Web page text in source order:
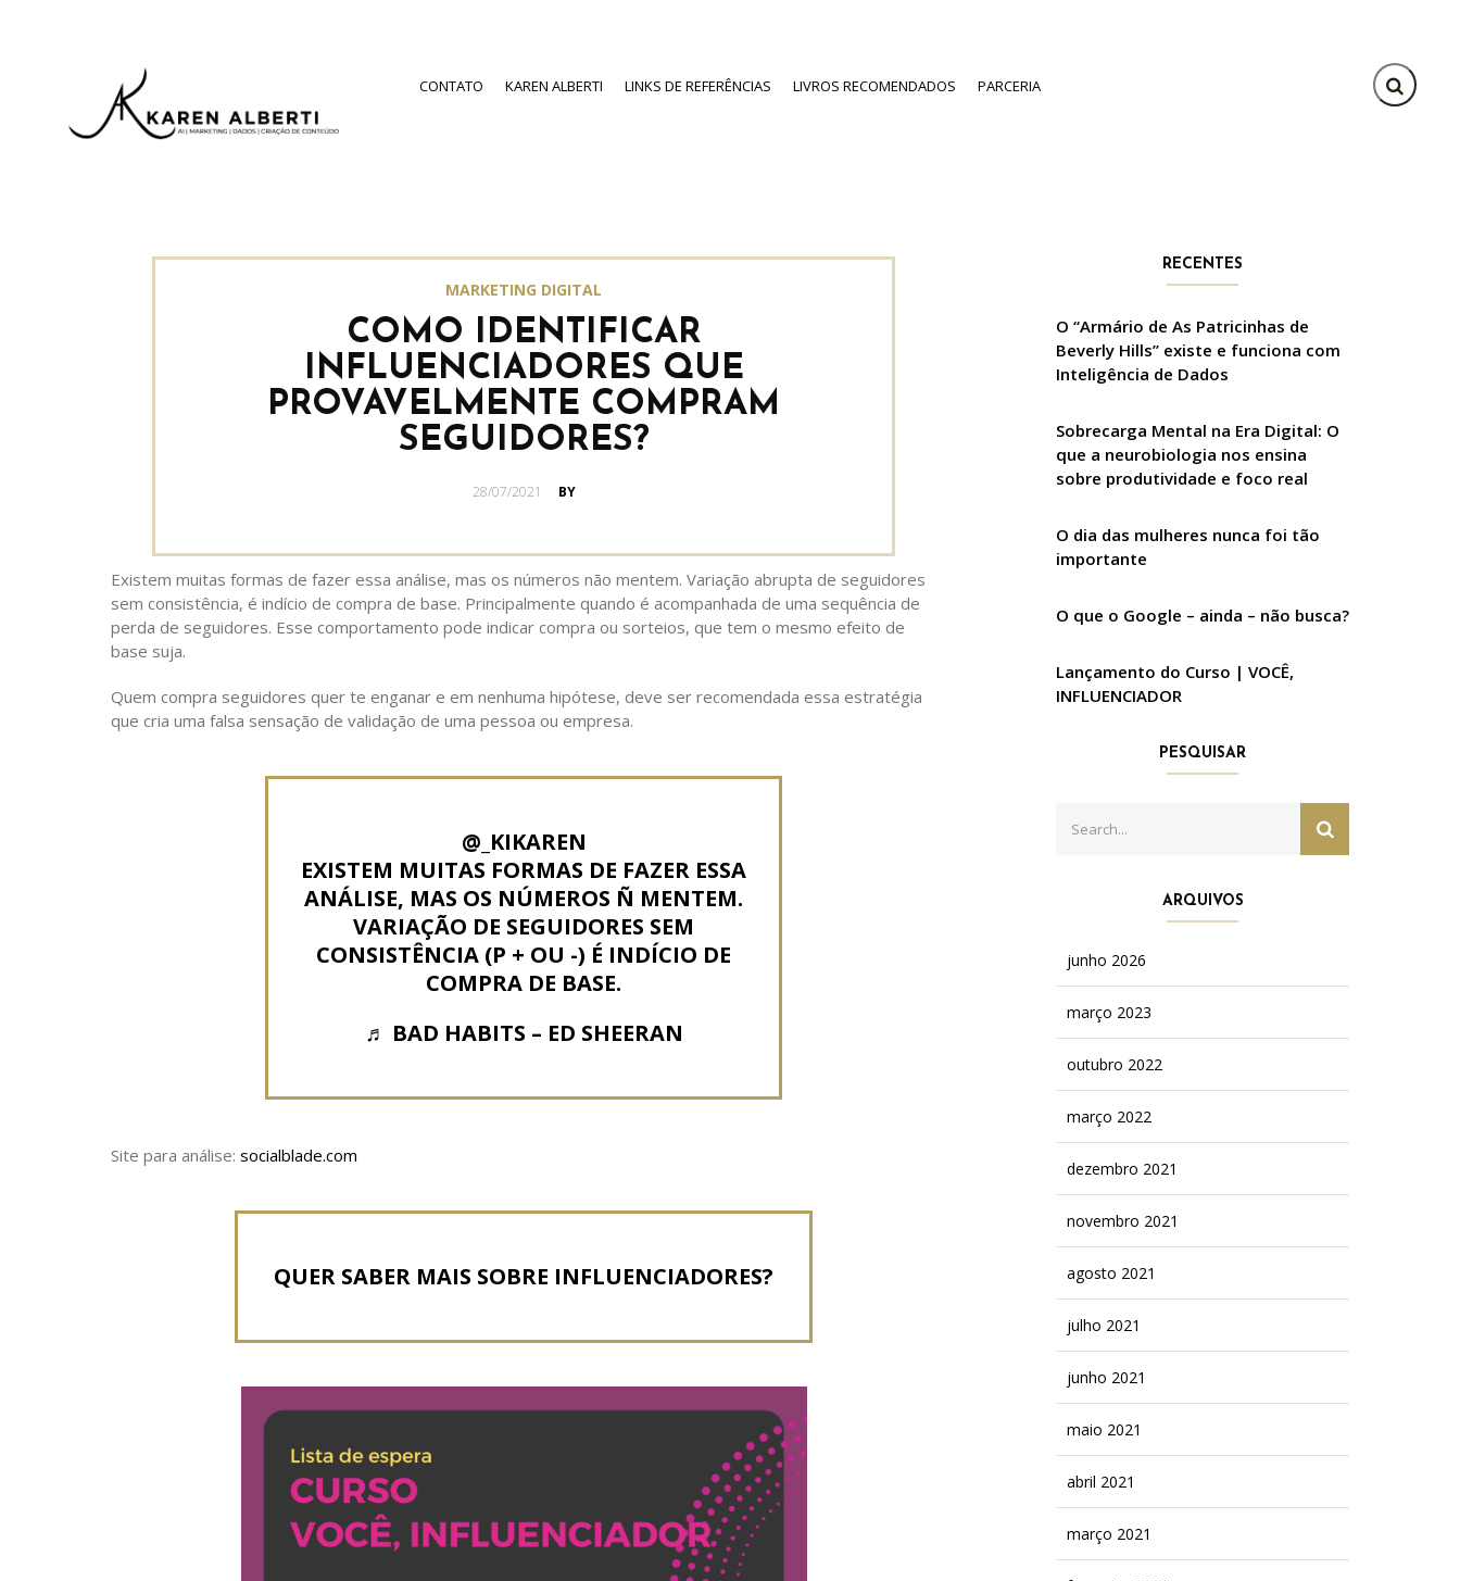
CONTATO KAREN ALBERTI LINKS DE REFERÊNCIAS LIVROS RECOMENDADOS PARCERIA
MARKETING DIGITAL
COMO IDENTIFICAR
INFLUENCIADORES QUE
PROVAVELMENTE COMPRAM
SEGUIDORES?
POSTED
28/07/2021 BY
Existem muitas formas de fazer essa análise, mas os números não mentem. Variação abrupta de seguidores
sem consistência, é indício de compra de base. Principalmente quando é acompanhada de uma sequência de
perda de seguidores. Esse comportamento pode indicar compra ou sorteios, que tem o mesmo efeito de
base suja.
Quem compra seguidores quer te enganar e em nenhuma hipótese, deve ser recomendada essa estratégia
que cria uma falsa sensação de validação de uma pessoa ou empresa.
@_KIKAREN
EXISTEM MUITAS FORMAS DE FAZER ESSA
ANÁLISE, MAS OS NÚMEROS Ñ MENTEM.
VARIAÇÃO DE SEGUIDORES SEM
CONSISTÊNCIA (P + OU -) É INDÍCIO DE
COMPRA DE BASE.
♬ BAD HABITS – ED SHEERAN
Site para análise: socialblade.com
QUER SABER MAIS SOBRE INFLUENCIADORES?
RECENTES
O “Armário de As Patricinhas de
Beverly Hills” existe e funciona com
Inteligência de Dados
Sobrecarga Mental na Era Digital: O
que a neurobiologia nos ensina
sobre produtividade e foco real
O dia das mulheres nunca foi tão
importante
O que o Google – ainda – não busca?
Lançamento do Curso | VOCÊ,
INFLUENCIADOR
PESQUISAR
for:
ARQUIVOS
junho 2026
março 2023
outubro 2022
março 2022
dezembro 2021
novembro 2021
agosto 2021
julho 2021
junho 2021
maio 2021
abril 2021
março 2021